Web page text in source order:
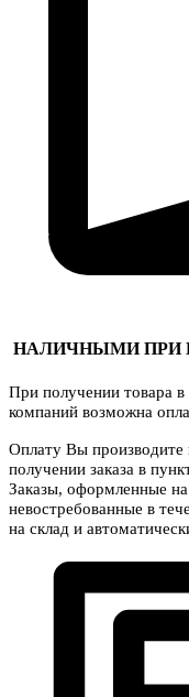
НАЛИЧНЫМИ ПРИ
При получении товара
компаний возможна
Оплату Вы
получении заказа в
Заказы, оформленные
невостребованные в
на склад и